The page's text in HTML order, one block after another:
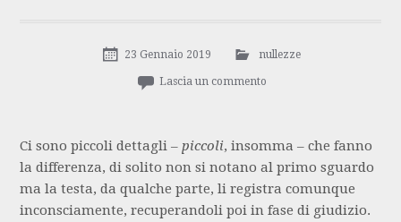
23 Gennaio 2019 nullezze
Lascia un commento
Ci sono piccoli dettagli – piccoli, insomma – che fanno
la differenza, di solito non si notano al primo sguardo
ma la testa, da qualche parte, li registra comunque
inconsciamente, recuperandoli poi in fase di giudizio.